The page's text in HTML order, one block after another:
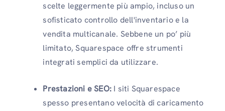
scelte leggermente più ampio, incluso un
sofisticato controllo dell'inventario e la
vendita multicanale. Sebbene un po’ più
limitato, Squarespace offre strumenti
integrati semplici da utilizzare.
Prestazioni e SEO: I siti Squarespace
spesso presentano velocità di caricamento